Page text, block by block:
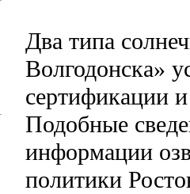
Два типа
Волгодонска»
сертификации
Подобные
информации
политики